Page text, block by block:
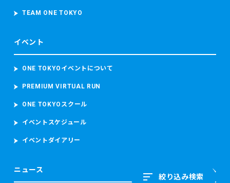
絞り込み検索
TEAM ONE TOKYO
イベント
ONE TOKYOイベントについて
PREMIUM VIRTUAL RUN
ONE TOKYOスクール
イベントスケジュール
イベントダイアリー
ニュース